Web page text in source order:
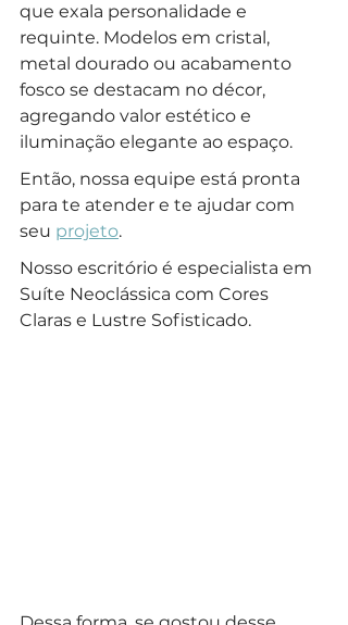
que exala personalidade e
requinte. Modelos em cristal,
metal dourado ou acabamento
fosco se destacam no décor,
agregando valor estético e
iluminação elegante ao espaço.
Então, nossa equipe está pronta
para te atender e te ajudar com
seu projeto.
Nosso escritório é especialista em
Suíte Neoclássica com Cores
Claras e Lustre Sofisticado.